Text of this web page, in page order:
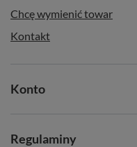
Chcę wymienić towar
Kontakt
Konto
Regulaminy